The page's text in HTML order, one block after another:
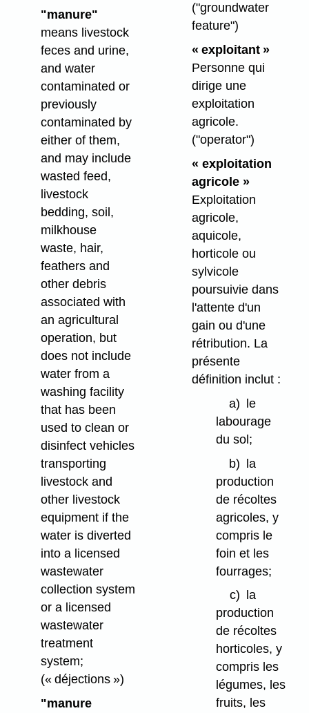
"manure"
means livestock
feces and urine,
and water
contaminated or
previously
contaminated by
either of them,
and may include
wasted feed,
livestock
bedding, soil,
milkhouse
waste, hair,
feathers and
other debris
associated with
an agricultural
operation, but
does not include
water from a
washing facility
that has been
used to clean or
disinfect vehicles
transporting
livestock and
other livestock
equipment if the
water is diverted
into a licensed
wastewater
collection system
or a licensed
wastewater
treatment
system;
(« déjections »)
"manure
("groundwater
feature")
« exploitant »
Personne qui
dirige une
exploitation
agricole.
("operator")
« exploitation
agricole »
Exploitation
agricole,
aquicole,
horticole ou
sylvicole
poursuivie dans
l'attente d'un
gain ou d'une
rétribution. La
présente
définition inclut :
a) le
labourage
du sol;
b) la
production
de récoltes
agricoles, y
compris le
foin et les
fourrages;
c)
la
production
de récoltes
horticoles, y
compris les
légumes, les
fruits, les